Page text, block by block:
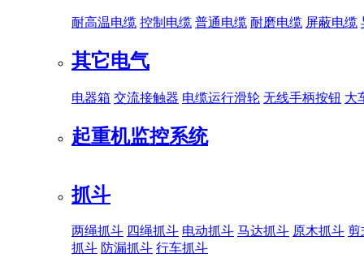
耐高温电缆 控制电缆 普通电缆 耐磨电缆 屏蔽电缆
其它电气
电器箱 交流接触器 电缆运行滑轮 无线手柄按钮 大
起重机监控系统
抓斗
两绳抓斗 四绳抓斗 电动抓斗 马达抓斗 原木抓斗 剪
抓斗 防漏抓斗 行车抓斗